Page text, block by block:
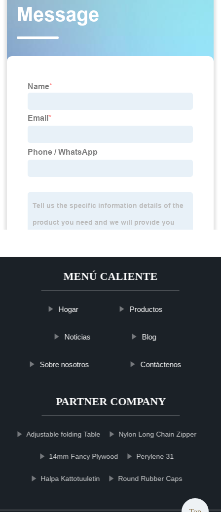
MENÚ CALIENTE
Hogar Productos
Noticias Blog
Sobre nosotros Contáctenos
PARTNER COMPANY
Adjustable folding Table Nylon Long Chain Zipper
14mm Fancy Plywood Perylene 31
Halpa Kattotuuletin Round Rubber Caps